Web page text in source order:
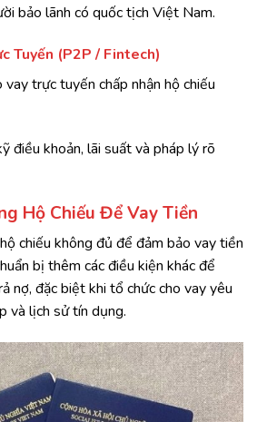
bảo lãnh có quốc tịch Việt Nam.
Tuyến (P2P / Fintech)
trực tuyến chấp nhận hộ chiếu
điều khoản, lãi suất và pháp lý rõ
Hộ Chiếu Để Vay Tiền
chiếu không đủ để đảm bảo vay tiền
bị thêm các điều kiện khác để
nợ, đặc biệt khi tổ chức cho vay yêu
và lịch sử tín dụng.